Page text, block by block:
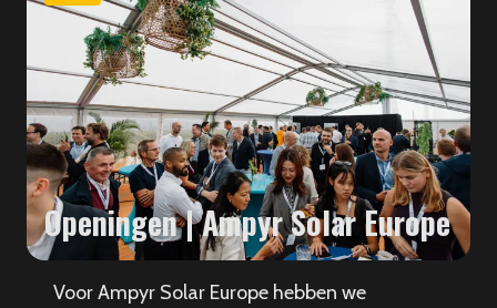
Openingen | Ampyr Solar Europe
Voor Ampyr Solar Europe hebben we